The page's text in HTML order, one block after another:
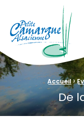
La Petite
Fil d'Ariane :Accueil ›
De